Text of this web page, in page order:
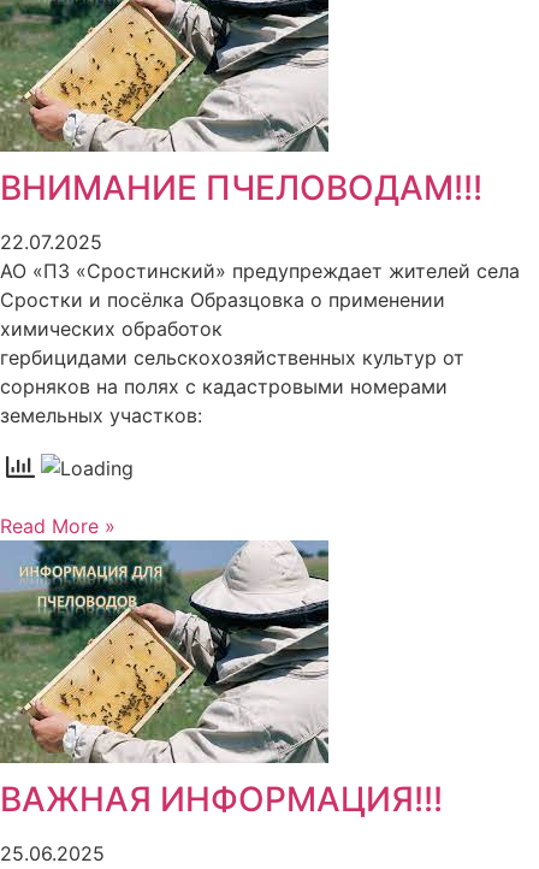
ВНИМАНИЕ ПЧЕЛОВОДАМ!!!
22.07.2025
АО «ПЗ «Сростинский» предупреждает жителей села
Сростки и посёлка Образцовка о применении
химических обработок
гербицидами сельскохозяйственных культур от
сорняков на полях с кадастровыми номерами
земельных участков:
Read More »
ВАЖНАЯ ИНФОРМАЦИЯ!!!
25.06.2025